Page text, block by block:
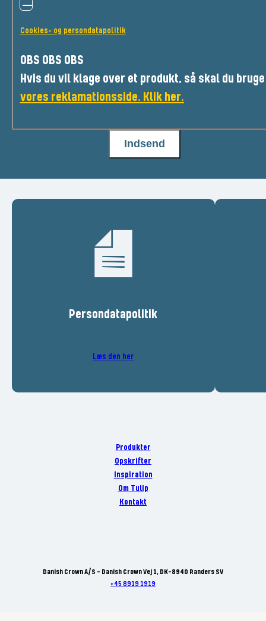
Cookies- og persondatapolitik
OBS OBS OBS
Hvis du vil klage over et produkt, så skal du bruge
vores reklamationsside. Klik her.
Persondatapolitik
Læs den her
Produkter
Opskrifter
Inspiration
Om Tulip
Kontakt
Danish Crown A/S - Danish Crown Vej 1, DK-8940 Randers SV
+45 8919 1919